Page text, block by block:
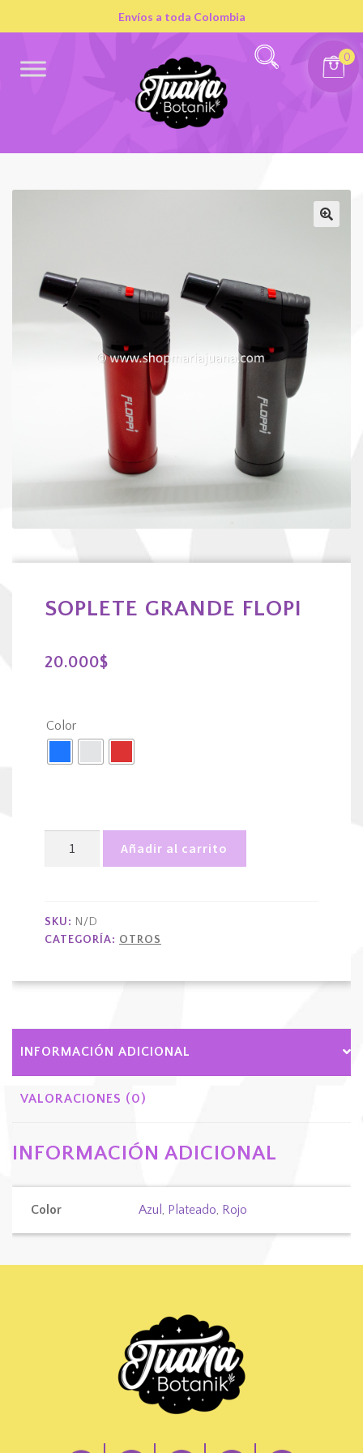
Envíos a toda Colombia
0
SOPLETE GRANDE FLOPI
20.000$
Color
Añadir al carrito
SKU: N/D
CATEGORÍA: OTROS
INFORMACIÓN ADICIONAL
VALORACIONES (0)
INFORMACIÓN ADICIONAL
Color Azul , Plateado, Rojo